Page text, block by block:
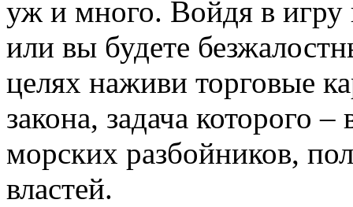
уж и много. Войдя в
или вы будете
целях наживи торговые
закона, задача которого
морских разбойников,
властей.